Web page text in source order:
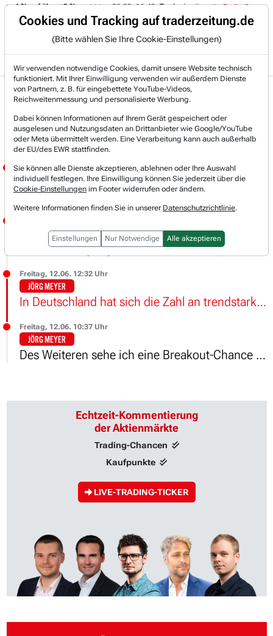
Trading-Room
-4 % auf über +3 %. 06.08. 16:49 Trade des Tages 06.08.
Gratis Account Login
Live-Trading-
Research
Freitag, 12.06. 14:13 Uhr
JÖRG MEYER
JÖRG MEYER
Frisches Long-Signal bei 2G ENERGY (i)
Freitag, 12.06. 12:32 Uhr
JÖRG MEYER
In Deutschland hat sich die Zahl an trendstarken Aktien mit einem TS-Wert von mindestens zwei ausgedünnt.
Freitag, 12.06. 10:37 Uhr
JÖRG MEYER
Des Weiteren sehe ich eine Breakout-Chance bei PORR.
Echtzeit-Kommentierung
der Aktienmärkte
Trading-Chancen
Kaufpunkte
LIVE-TRADING-TICKER
Cookies und Tracking auf traderzeitung.de
(Bitte wählen Sie Ihre Cookie-Einstellungen)
Wir verwenden notwendige Cookies, damit unsere Website technisch
funktioniert. Mit Ihrer Einwilligung verwenden wir außerdem Dienste
von Partnern, z. B. für eingebettete YouTube-Videos,
Reichweitenmessung und personalisierte Werbung.
Dabei können Informationen auf Ihrem Gerät gespeichert oder
ausgelesen und Nutzungsdaten an Drittanbieter wie Google/YouTube
oder Meta übermittelt werden. Eine Verarbeitung kann auch außerhalb
der EU/des EWR stattfinden.
Sie können alle Dienste akzeptieren, ablehnen oder Ihre Auswahl
individuell festlegen. Ihre Einwilligung können Sie jederzeit über die
Cookie-Einstellungen im Footer widerrufen oder ändern.
Weitere Informationen finden Sie in unserer Datenschutzrichtlinie.
Einstellungen Nur Notwendige Alle akzeptieren